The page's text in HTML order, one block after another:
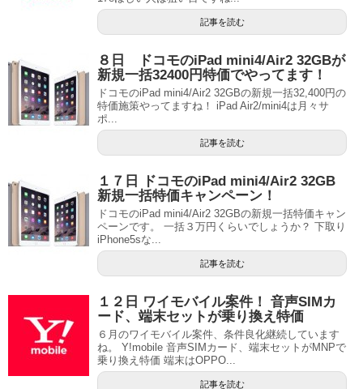
記事を読む
８日 ドコモのiPad mini4/Air2 32GBが
新規一括32400円特価でやってます！
ドコモのiPad mini4/Air2 32GBの新規一括32,400円の
特価施策やってますね！ iPad Air2/mini4は月々サ
ポ...
記事を読む
１７日 ドコモのiPad mini4/Air2 32GB
新規一括特価キャンペーン！
ドコモのiPad mini4/Air2 32GBの新規一括特価キャン
ペーンです。 一括３万円くらいでしょうか？ 下取り
iPhone5sな...
記事を読む
１２日 ワイモバイル案件！ 音声SIMカ
ード、端末セットが乗り換え特価
６月のワイモバイル案件、条件良化継続しています
ね。 Y!mobile 音声SIMカード、端末セットがMNPで
乗り換え特価 端末はOPPO...
記事を読む